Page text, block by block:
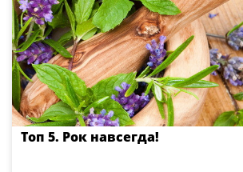
Топ 5. Рок навсегда!